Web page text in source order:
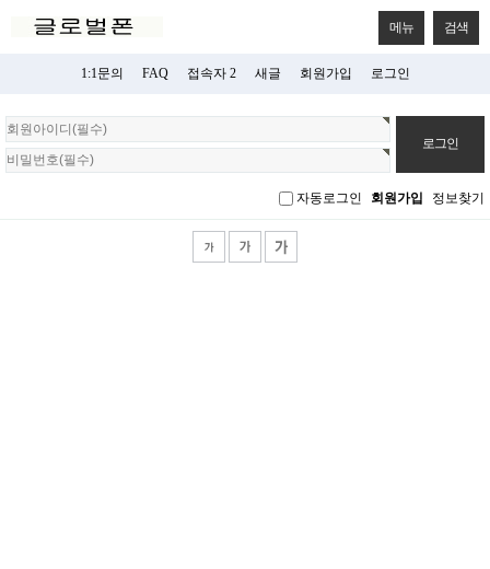
메뉴 검색
1:1문의 FAQ 접속자 2 새글 회원가입 로그인
회
원
로
자동로그인 회원가입 정보찾기